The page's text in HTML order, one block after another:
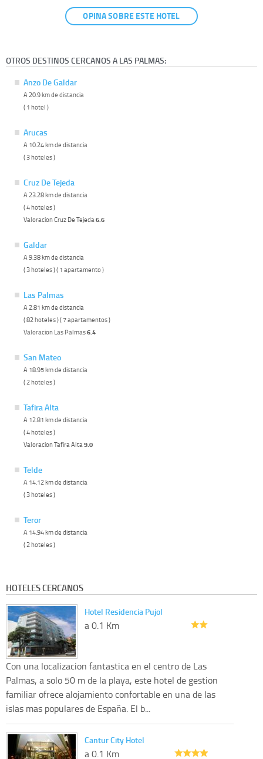
OPINA SOBRE ESTE HOTEL
OTROS DESTINOS CERCANOS A LAS PALMAS:
Anzo De Galdar
A 20.9 km de distancia
( 1 hotel )
Arucas
A 10.24 km de distancia
( 3 hoteles )
Cruz De Tejeda
A 23.28 km de distancia
( 4 hoteles )
Valoracion Cruz De Tejeda6.6
Galdar
A 9.38 km de distancia
( 3 hoteles ) ( 1 apartamento )
Las Palmas
A 2.81 km de distancia
( 82 hoteles ) ( 7 apartamentos )
Valoracion Las Palmas6.4
San Mateo
A 18.95 km de distancia
( 2 hoteles )
Tafira Alta
A 12.81 km de distancia
( 4 hoteles )
Valoracion Tafira Alta9.0
Telde
A 14.12 km de distancia
( 3 hoteles )
Teror
A 14.94 km de distancia
( 2 hoteles )
HOTELES CERCANOS
Hotel Residencia Pujol
a 0.1 Km
Con una localizacion fantastica en el centro de Las
Palmas, a solo 50 m de la playa, este hotel de gestion
familiar ofrece alojamiento confortable en una de las
islas mas populares de España. El b...
Cantur City Hotel
a 0.1 Km